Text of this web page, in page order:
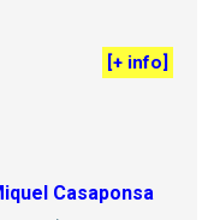
[+ info]
Casaponsa